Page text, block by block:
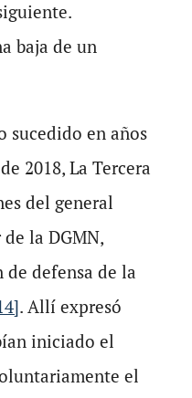
baja de un
sucedido en años
2018, La Tercera
del general
la DGMN,
defensa de la
. Allí expresó
iniciado el
el